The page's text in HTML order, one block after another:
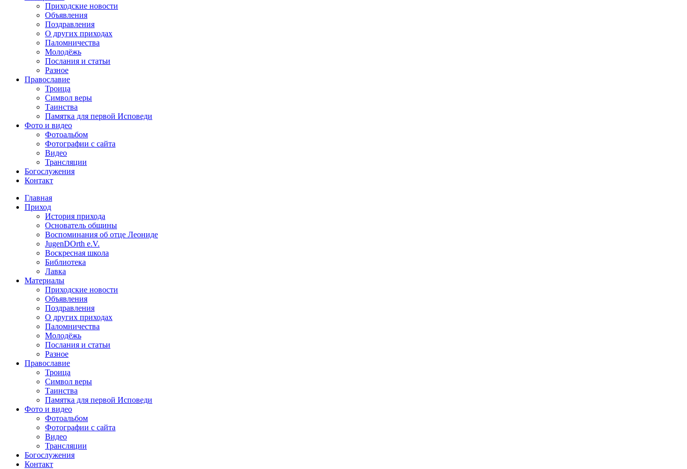
Приходские новости
Объявления
Поздравления
О других приходах
Паломничества
Молодёжь
Послания и статьи
Разное
Православие
Троица
Символ веры
Таинства
Памятка для первой Исповеди
Фото и видео
Фотоальбом
Фотографии с сайта
Видео
Трансляции
Богослужения
Контакт
Главная
Приход
История прихода
Основатель общины
Воспоминания об отце Леониде
JugenDOrth e.V.
Воскресная школа
Библиотека
Лавка
Материалы
Приходские новости
Объявления
Поздравления
О других приходах
Паломничества
Молодёжь
Послания и статьи
Разное
Православие
Троица
Символ веры
Таинства
Памятка для первой Исповеди
Фото и видео
Фотоальбом
Фотографии с сайта
Видео
Трансляции
Богослужения
Контакт